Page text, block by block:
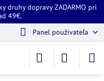
druhy dopravy ZADARMO pri
49€.
Panel používateľa